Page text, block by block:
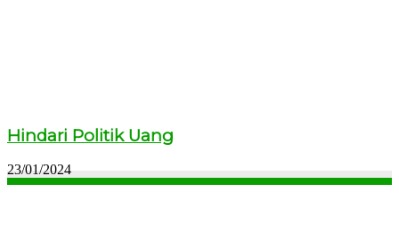
Hindari Politik Uang
23/01/2024